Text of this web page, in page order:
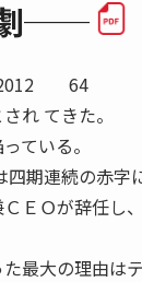
劇──
2012
れ てきた。
ている。
期連続の赤
ＥＯが辞任し
最大の理由は